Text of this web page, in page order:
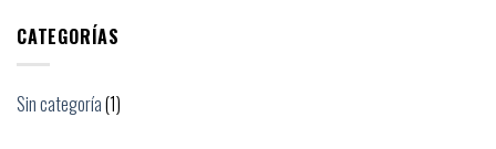
CATEGORÍAS
Sin categoría(1)